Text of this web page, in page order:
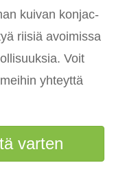
kuivan konjac-
riisiä avoimissa
Voit
yhteyttä
varten